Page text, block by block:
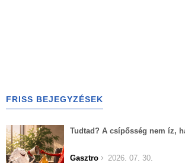
FRISS BEJEGYZÉSEK
Tudtad? A csípősség nem íz,
Gasztro 2026. 07. 30.